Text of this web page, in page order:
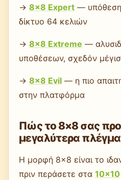
→ 8×8 Expert — υπόθεση
δίκτυο 64 κελιών
→ 8×8 Extreme —
υποθέσεων, σχεδόν
→ 8×8 Evil — η πιο
στην πλατφόρμα
Πώς το 8×8 σας
μεγαλύτερα
Η μορφή 8×8 είναι το
πριν περάσετε στα 10×10